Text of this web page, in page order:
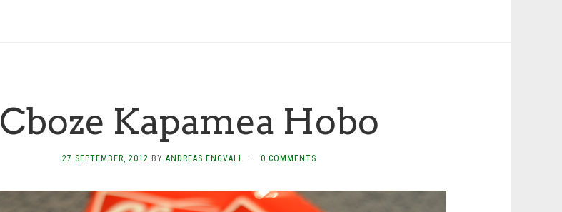
Cboze Kapamea Hobo
27 SEPTEMBER, 2012 BY ANDREAS ENGVALL · 0 COMMENTS